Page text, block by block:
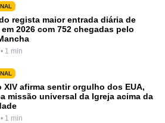
regista maior entrada diária de
2026 com 752 chegadas pelo
1 min
XIV afirma sentir orgulho dos EUA,
missão universal da Igreja acima da
1 min